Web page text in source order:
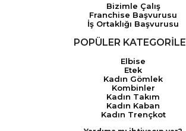
Bizimle Çalış
Franchise Başvurusu
İş Ortaklığı Başvurusu
POPÜLER
Elbise
Etek
Kadın Gömlek
Kombinler
Kadın Takım
Kadın Kaban
Kadın Trençkot